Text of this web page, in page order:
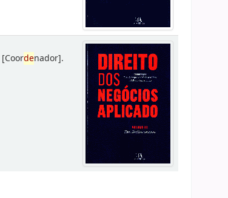
[Coordenador].